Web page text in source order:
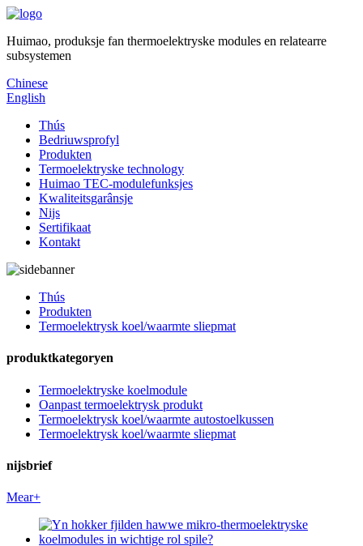
Huimao, produksje fan thermoelektryske modules en relatearre
subsystemen
Chinese
English
Thús
Bedriuwsprofyl
Produkten
Termoelektryske technology
Huimao TEC-modulefunksjes
Kwaliteitsgarânsje
Nijs
Sertifikaat
Kontakt
Thús
Produkten
Termoelektrysk koel/waarmte sliepmat
produktkategoryen
Termoelektryske koelmodule
Oanpast termoelektrysk produkt
Termoelektrysk koel/waarmte autostoelkussen
Termoelektrysk koel/waarmte sliepmat
nijsbrief
Mear+